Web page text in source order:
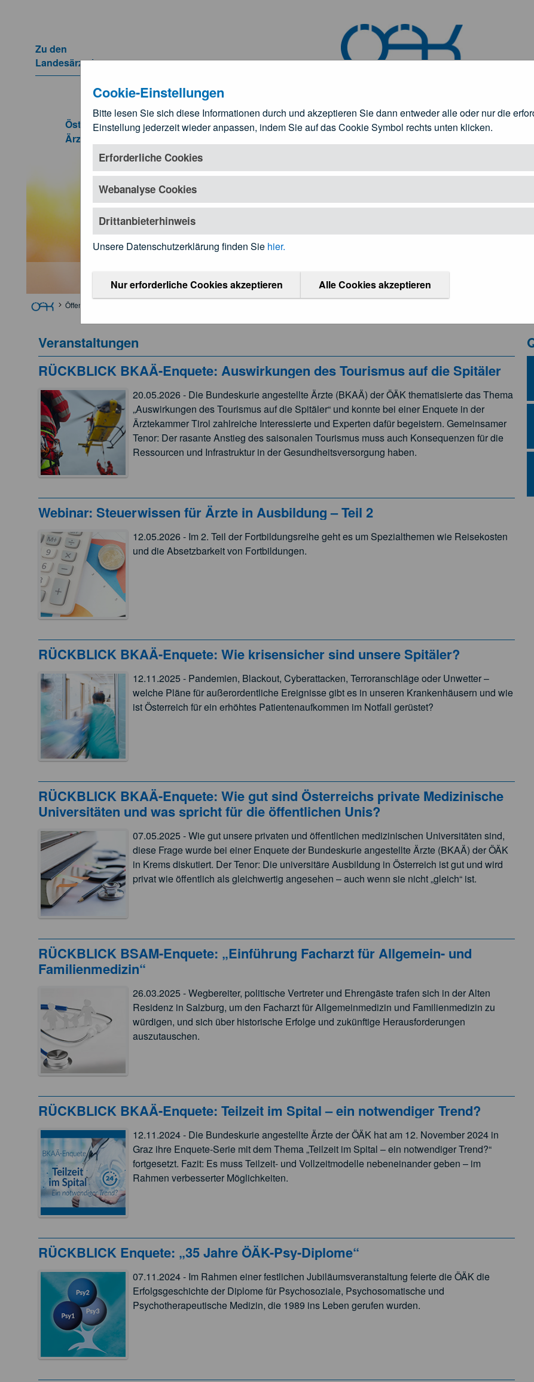
Cookie-Einstellungen
Bitte lesen Sie sich diese Informationen durch und akzeptieren Sie dann entweder alle oder nur die
Einstellung jederzeit wieder anpassen, indem Sie auf das Cookie Symbol rechts unten klicken.
Erforderliche Cookies
Webanalyse Cookies
Drittanbieterhinweis
Unsere Datenschutzerklärung finden Sie hier.
Nur erforderliche Cookies akzeptieren Alle Cookies akzeptieren
Zu den
Landesärztekammern
Veranstaltungen
Österreichische
Ärztekammer
Für Ärztinnen und Ärzte Patienteninformation
ÖÄK
Öffentlichkeitsarbeit
Veranstaltungen
RÜCKBLICK BKAÄ-Enquete: Auswirkungen des Tourismus auf die Spitäler
20.05.2026 - Die Bundeskurie angestellte Ärzte (BKAÄ) der ÖÄK thematisierte das Thema
„Auswirkungen des Tourismus auf die Spitäler“ und konnte bei einer Enquete in der
Ärztekammer Tirol zahlreiche Interessierte und Experten dafür begeistern. Gemeinsamer
Tenor: Der rasante Anstieg des saisonalen Tourismus muss auch Konsequenzen für die
Ressourcen und Infrastruktur in der Gesundheitsversorgung haben.
Webinar: Steuerwissen für Ärzte in Ausbildung – Teil 2
12.05.2026 - Im 2. Teil der Fortbildungsreihe geht es um Spezialthemen wie Reisekosten
und die Absetzbarkeit von Fortbildungen.
RÜCKBLICK BKAÄ-Enquete: Wie krisensicher sind unsere Spitäler?
12.11.2025 - Pandemien, Blackout, Cyberattacken, Terroranschläge oder Unwetter –
welche Pläne für außerordentliche Ereignisse gibt es in unseren Krankenhäusern und wie
ist Österreich für ein erhöhtes Patientenaufkommen im Notfall gerüstet?
RÜCKBLICK BKAÄ-Enquete: Wie gut sind Österreichs private Medizinische
Universitäten und was spricht für die öffentlichen Unis?
07.05.2025 - Wie gut unsere privaten und öffentlichen medizinischen Universitäten sind,
diese Frage wurde bei einer Enquete der Bundeskurie angestellte Ärzte (BKAÄ) der ÖÄK
in Krems diskutiert. Der Tenor: Die universitäre Ausbildung in Österreich ist gut und wird
privat wie öffentlich als gleichwertig angesehen – auch wenn sie nicht „gleich“ ist.
RÜCKBLICK BSAM-Enquete: „Einführung Facharzt für Allgemein- und
Familienmedizin“
26.03.2025 - Wegbereiter, politische Vertreter und Ehrengäste trafen sich in der Alten
Residenz in Salzburg, um den Facharzt für Allgemeinmedizin und Familienmedizin zu
würdigen, und sich über historische Erfolge und zukünftige Herausforderungen
auszutauschen.
​​​​​RÜCKBLICK BKAÄ-Enquete: Teilzeit im Spital – ein notwendiger Trend?
12.11.2024 - Die Bundeskurie angestellte Ärzte der ÖÄK hat am 12. November 2024 in
Graz ihre Enquete-Serie mit dem Thema „Teilzeit im Spital – ein notwendiger Trend?“
fortgesetzt. Fazit: Es muss Teilzeit- und Vollzeitmodelle nebeneinander geben – im
Rahmen verbesserter Möglichkeiten.
RÜCKBLICK Enquete: „35 Jahre ÖÄK-Psy-Diplome“
07.11.2024 - Im Rahmen einer festlichen Jubiläumsveranstaltung feierte die ÖÄK die
Erfolgsgeschichte der Diplome für Psychosoziale, Psychosomatische und
Psychotherapeutische Medizin, die 1989 ins Leben gerufen wurden.